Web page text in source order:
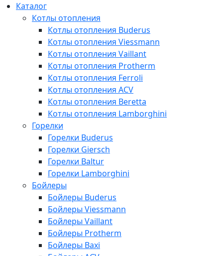
Каталог
Котлы отопления
Котлы отопления Buderus
Котлы отопления Viessmann
Котлы отопления Vaillant
Котлы отопления Protherm
Котлы отопления Ferroli
Котлы отопления ACV
Котлы отопления Beretta
Котлы отопления Lamborghini
Горелки
Горелки Buderus
Горелки Giersch
Горелки Baltur
Горелки Lamborghini
Бойлеры
Бойлеры Buderus
Бойлеры Viessmann
Бойлеры Vaillant
Бойлеры Protherm
Бойлеры Baxi